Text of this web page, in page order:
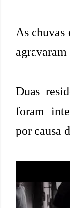
As chuvas
Duas
foram
por causa